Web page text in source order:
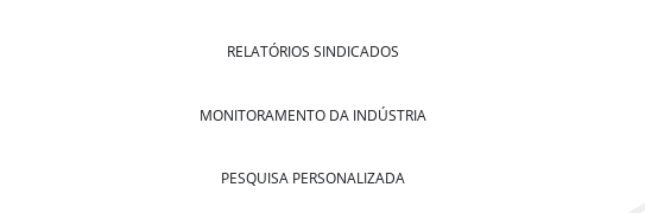
RELATÓRIOS SINDICADOS
MONITORAMENTO DA INDÚSTRIA
PESQUISA PERSONALIZADA